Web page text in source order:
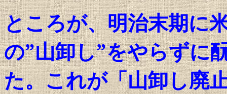
ところが、明治末期に
の”山卸し”をやらずに
た。これが「山卸し廃